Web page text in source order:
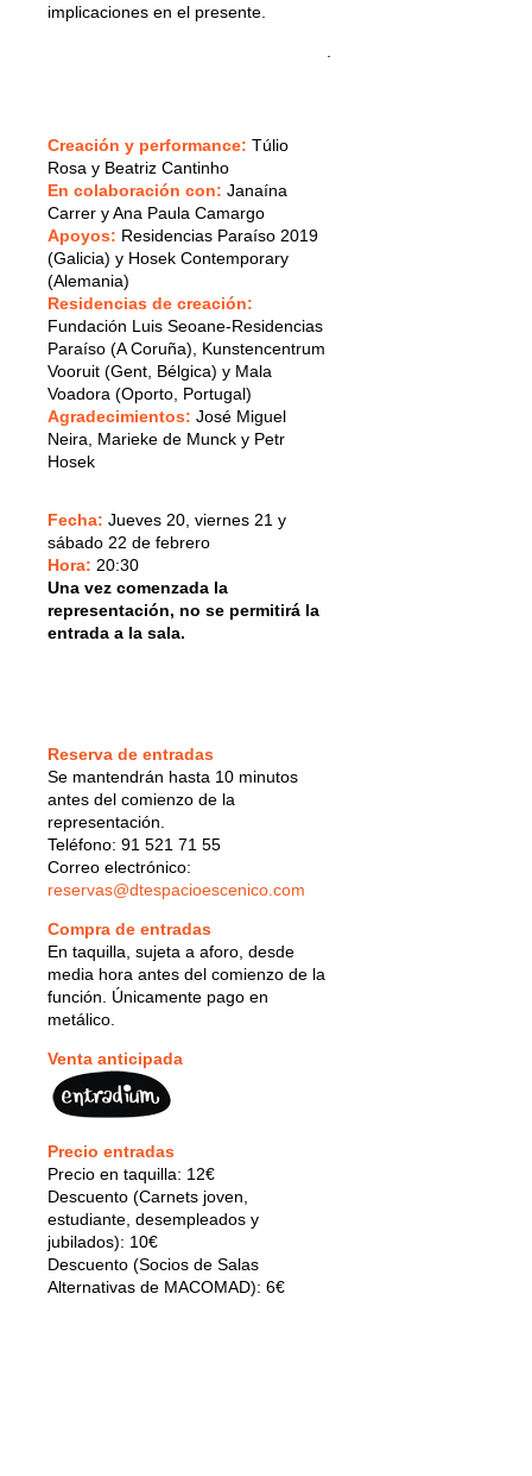
implicaciones en el presente.
Creación y performance: Túlio
Rosa y Beatriz Cantinho
En colaboración con: Janaína
Carrer y Ana Paula Camargo
Apoyos: Residencias Paraíso 2019
(Galicia) y Hosek Contemporary
(Alemania)
Residencias de creación:
Fundación Luis Seoane-Residencias
Paraíso (A Coruña), Kunstencentrum
Vooruit (Gent, Bélgica) y Mala
Voadora (Oporto, Portugal)
Agradecimientos: José Miguel
Neira, Marieke de Munck y Petr
Hosek
Fecha: Jueves 20, viernes 21 y
sábado 22 de febrero
Hora: 20:30
Una vez comenzada la
representación, no se permitirá la
entrada a la sala.
Reserva de entradas
Se mantendrán hasta 10 minutos
antes del comienzo de la
representación.
Teléfono: 91 521 71 55
Correo electrónico:
reservas@dtespacioescenico.com
Compra de entradas
En taquilla, sujeta a aforo, desde
media hora antes del comienzo de la
función. Únicamente pago en
metálico.
Venta anticipada
Precio entradas
Precio en taquilla: 12€
Descuento (Carnets joven,
estudiante, desempleados y
jubilados): 10€
Descuento (Socios de Salas
Alternativas de MACOMAD): 6€